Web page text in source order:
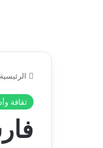
الرئيسية
ثقافة